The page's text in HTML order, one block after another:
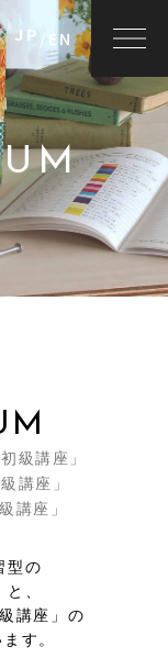
JP /EN
級講座」
講座」
講座」
型の
、
講座」の
す。